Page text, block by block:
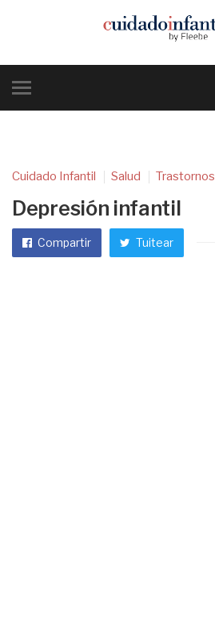
Cuidado Infantil Salud Trastornos
Depresión infantil
Compartir Tuitear